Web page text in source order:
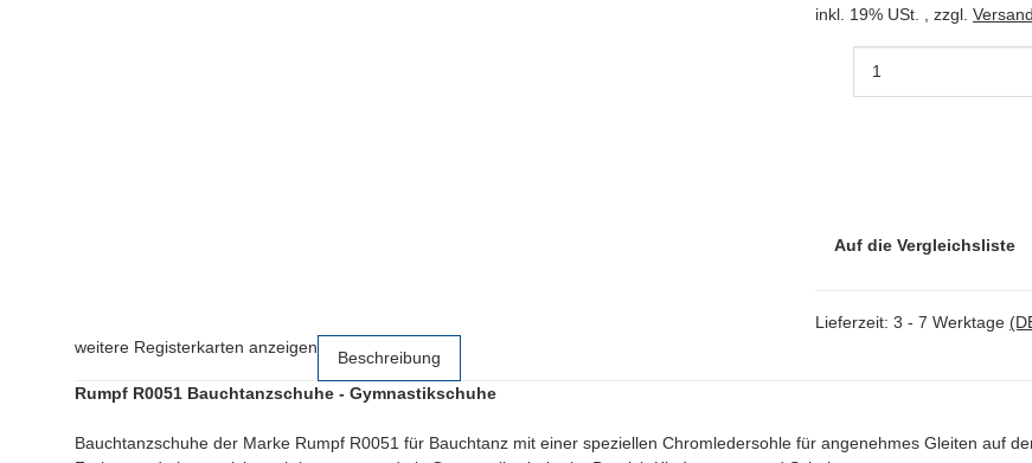
inkl. 19% USt. , zzgl. Versand
Auf die Vergleichsliste
Lieferzeit: 3 - 7 Werktage
weitere Registerkarten anzeigen
Beschreibung
Rumpf R0051 Bauchtanzschuhe - Gymnastikschuhe
Bauchtanzschuhe der Marke Rumpf R0051 für Bauchtanz mit einer speziellen Chromledersohle für angenehmes Gleiten auf